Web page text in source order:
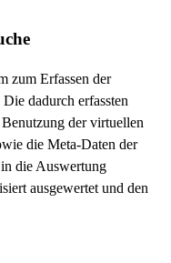
zum Erfassen der
dadurch erfassten
der virtuellen
die Meta-Daten der
die Auswertung
ausgewertet und den